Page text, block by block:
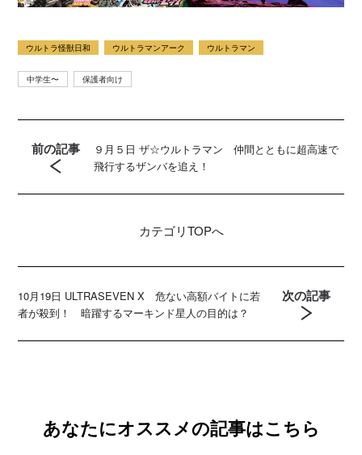
ウルトラ怪獣日和 ウルトラマンアーク ウルトラマン
中学生〜 保護者向け
前の記事
９月５日 ザ☆ウルトラマン 仲間とともに超高速で
飛行するザンバを追え！
カテゴリTOPへ
10月19日 ULTRASEVEN X 危ない高額バイトに若
者が殺到！ 暗躍するマーキンド星人の目的は？
次の記事
あなたにオススメの記事はこちら